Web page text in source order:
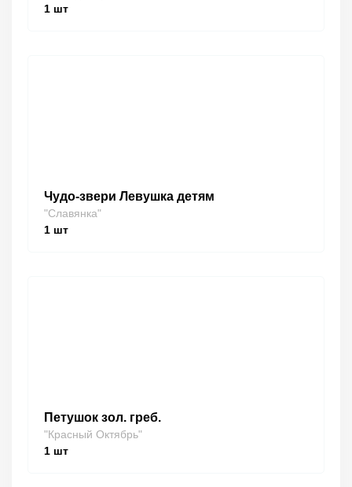
1 шт
Чудо-звери Левушка детям
"Славянка"
1 шт
Петушок зол. греб.
"Красный Октябрь"
1 шт